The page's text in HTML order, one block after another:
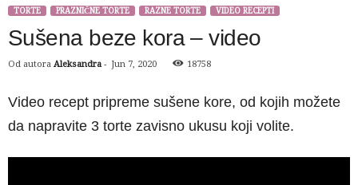
TORTE
PRAZNIČNE TORTE RAZNE TORTE VIDEO RECEPTI
Sušena beze kora – video
Od autora Aleksandra - Jun 7, 2020 18758
Video recept pripreme sušene kore, od kojih možete
da napravite 3 torte zavisno ukusu koji volite.